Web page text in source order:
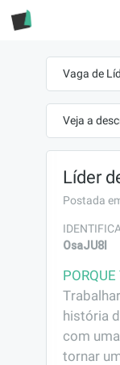
Vaga de
Veja a
Líder
Postada
OsaJU8I
história
com
tornar